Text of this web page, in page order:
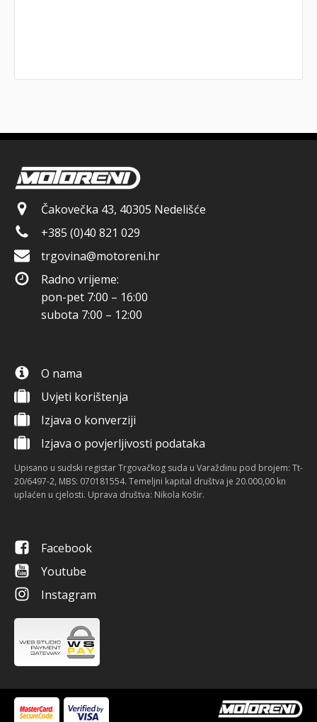
Čakovečka 43, 40305 Nedelišće
+385 (0)40 821 029
trgovina@motoreni.hr
Radno vrijeme:
pon-pet 7:00 – 16:00
subota 7:00 – 12:00
O nama
Uvjeti korištenja
Izjava o konverziji
Izjava o povjerljivosti podataka
Upisano u sudski registar Trgovačkog suda u Varaždinu pod brojem: Tt-
20/6497-2, MBS: 070181554. Temeljni kapital društva je 20.000,00 kn
uplaćen u cjelosti. Uprava društva: Nikola Košir.
Facebook
Youtube
Instagram